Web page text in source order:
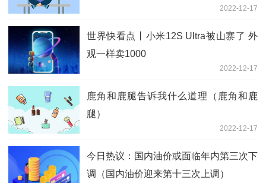
2022-12-17
世界快看点丨小米12S Ultra被山寨了 外
观一样卖1000
2022-12-17
鹿角和鹿腿告诉我什么道理（鹿角和鹿
腿）
2022-12-17
今日热议：国内油价或面临年内第三次下
调（国内油价迎来第十三次上调）